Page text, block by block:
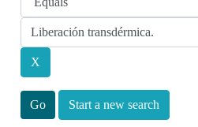
Start a new search